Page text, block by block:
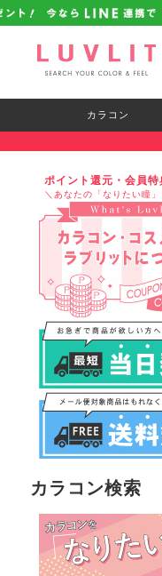
カラコン
ポイント還元・会員
＼あなたの「なりたい瞳
カラコン検索